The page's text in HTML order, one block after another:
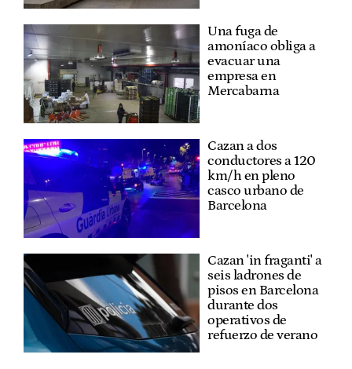
Una fuga de
amoníaco obliga a
evacuar una
empresa en
Mercabarna
Cazan a dos
conductores a 120
km/h en pleno
casco urbano de
Barcelona
Cazan 'in fraganti' a
seis ladrones de
pisos en Barcelona
durante dos
operativos de
refuerzo de verano